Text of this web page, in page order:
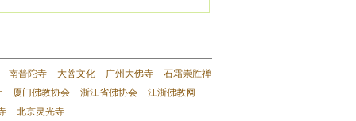
南普陀寺 大菩文化 广州大佛寺
石霜崇胜禅
厦门佛教协会 浙江省佛协会
江浙佛教网
北京灵光寺